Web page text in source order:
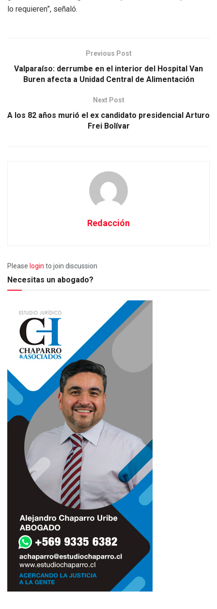
lo requieren”, señaló.
Previous Post
Valparaíso: derrumbe en el interior del Hospital Van
Buren afecta a Unidad Central de Alimentación
Next Post
A los 82 años murió el ex candidato presidencial Arturo
Frei Bolívar
Redacción
Please login to join discussion
Necesitas un abogado?